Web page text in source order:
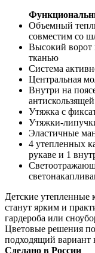
Объемный
совместим со
Высокий ворот
тканью
Система
Центральная
Внутри на
Утяжка с
Утяжки-
Эластичные
4 утепленных
рукаве и 1
Детские
станут ярким и
гардероба или
Цветовые решения
подходящий вариант
Сделано в России